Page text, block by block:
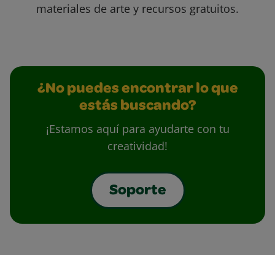
materiales de arte y recursos gratuitos.
¿No puedes encontrar lo que
estás buscando?
¡Estamos aquí para ayudarte con tu
creatividad!
Soporte